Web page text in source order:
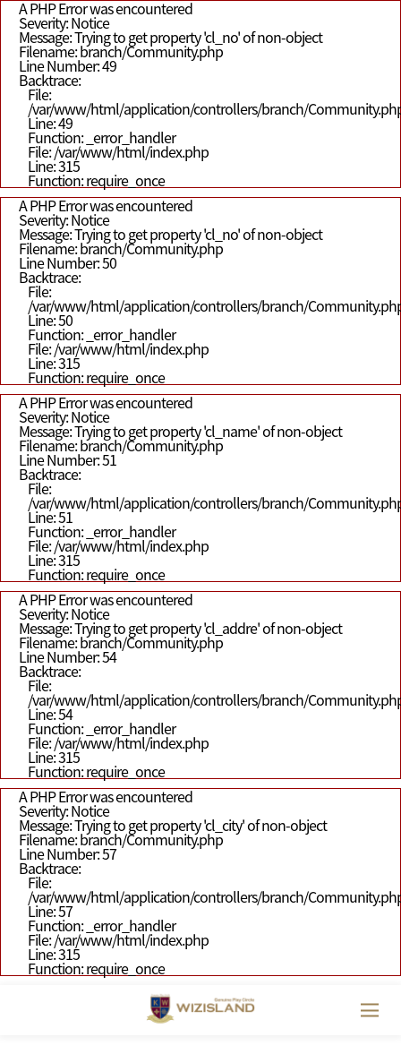
A PHP Error was encountered
Severity: Notice
Message: Trying to get property 'cl_no' of non-object
Filename: branch/Community.php
Line Number: 49
Backtrace:
File:
/var/www/html/application/controllers/branch/
Line: 49
Function: _error_handler
File: /var/www/html/index.php
Line: 315
Function: require_once
A PHP Error was encountered
Severity: Notice
Message: Trying to get property 'cl_no' of non-object
Filename: branch/Community.php
Line Number: 50
Backtrace:
File:
/var/www/html/application/controllers/branch/
Line: 50
Function: _error_handler
File: /var/www/html/index.php
Line: 315
Function: require_once
A PHP Error was encountered
Severity: Notice
Message: Trying to get property 'cl_name' of non-object
Filename: branch/Community.php
Line Number: 51
Backtrace:
File:
/var/www/html/application/controllers/branch/
Line: 51
Function: _error_handler
File: /var/www/html/index.php
Line: 315
Function: require_once
A PHP Error was encountered
Severity: Notice
Message: Trying to get property 'cl_addre' of non-object
Filename: branch/Community.php
Line Number: 54
Backtrace:
File:
/var/www/html/application/controllers/branch/
Line: 54
Function: _error_handler
File: /var/www/html/index.php
Line: 315
Function: require_once
A PHP Error was encountered
Severity: Notice
Message: Trying to get property 'cl_city' of non-object
Filename: branch/Community.php
Line Number: 57
Backtrace:
File:
/var/www/html/application/controllers/branch/
Line: 57
Function: _error_handler
File: /var/www/html/index.php
Line: 315
Function: require_once